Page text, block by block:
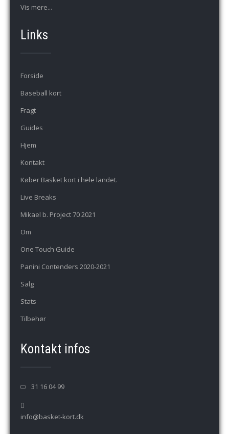
Vis mere...
Links
Forside
Baseball kort
Fragt
Guides
Hjem
Kontakt
Køber Basket kort i hele landet.
Live Breaks
Mikael b. Project 70 2021
Om
One Touch Guide
Panini Contenders 2020-2021
Salg
Stats
Tilbehør
Kontakt infos
31 16 04 99
info@basket-kort.dk